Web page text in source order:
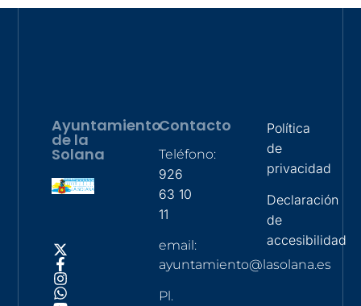
Ayuntamiento
de la
Solana
Contacto
Teléfono:
926
63 10
11
email:
ayuntamiento@lasolana.es
Pl.
Política
de
privacidad
Declaración
de
accesibilidad